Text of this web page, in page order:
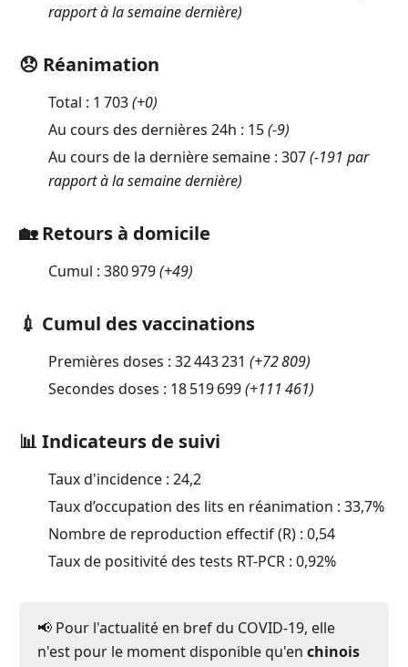
rapport à la semaine dernière)
😞 Réanimation
Total : 1 703(+0)
Au cours des dernières 24h : 15(-9)
Au cours de la dernière semaine : 307(-191 par
rapport à la semaine dernière)
🏡 Retours à domicile
Cumul : 380 979(+49)
💉 Cumul des vaccinations
Premières doses : 32 443 231 (+72 809)
Secondes doses : 18 519 699(+111 461)
📊 Indicateurs de suivi
Taux d'incidence : 24,2
Taux d’occupation des lits en réanimation : 33,7%
Nombre de reproduction effectif (R) : 0,54
Taux de positivité des tests RT-PCR : 0,92%
📢 Pour l'actualité en bref du COVID-19, elle
n'est pour le moment disponible qu'en chinois